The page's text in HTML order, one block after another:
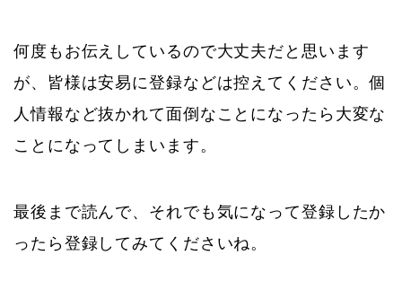
何度もお伝えしているので大丈夫だと思います
が、皆様は安易に登録などは控えてください。個
人情報など抜かれて面倒なことになったら大変な
ことになってしまいます。
最後まで読んで、それでも気になって登録したか
ったら登録してみてくださいね。